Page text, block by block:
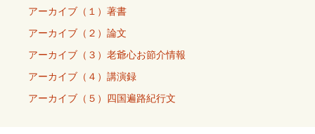
アーカイブ（１）著書
アーカイブ（２）論文
アーカイブ（３）老爺心お節介情報
アーカイブ（４）講演録
アーカイブ（５）四国遍路紀行文